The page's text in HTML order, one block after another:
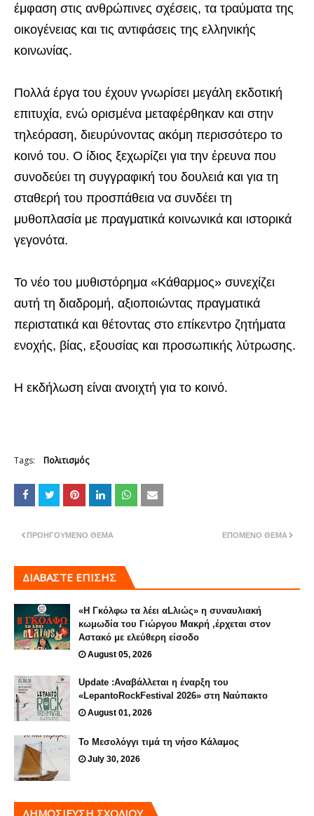
έμφαση στις ανθρώπινες σχέσεις, τα τραύματα της
οικογένειας και τις αντιφάσεις της ελληνικής
κοινωνίας.
Πολλά έργα του έχουν γνωρίσει μεγάλη εκδοτική
επιτυχία, ενώ ορισμένα μεταφέρθηκαν και στην
τηλεόραση, διευρύνοντας ακόμη περισσότερο το
κοινό του. Ο ίδιος ξεχωρίζει για την έρευνα που
συνοδεύει τη συγγραφική του δουλειά και για τη
σταθερή του προσπάθεια να συνδέει τη
μυθοπλασία με πραγματικά κοινωνικά και ιστορικά
γεγονότα.
Το νέο του μυθιστόρημα «Κάθαρμος» συνεχίζει
αυτή τη διαδρομή, αξιοποιώντας πραγματικά
περιστατικά και θέτοντας στο επίκεντρο ζητήματα
ενοχής, βίας, εξουσίας και προσωπικής λύτρωσης.
Η εκδήλωση είναι ανοιχτή για το κοινό.
Tags: Πολιτισμός
ΕΠΌΜΕΝΟ ΘΈΜΑ
ΠΡΟΗΓΟΎΜΕΝΟ ΘΈΜΑ
ΔΙΑΒΑΣΤΕ ΕΠΙΣΗΣ
«Η Γκόλφω τα λέει αLλιώς» η συναυλιακή
κωμωδία του Γιώργου Μακρή ,έρχεται στον
Αστακό με ελεύθερη είσοδο
August 05, 2026
Update :Αναβάλλεται η έναρξη του
«LepantoRockFestival 2026» στη Ναύπακτο
August 01, 2026
Το Μεσολόγγι τιμά τη νήσο Κάλαμος
July 30, 2026
ΔΗΜΟΣΊΕΥΣΗ ΣΧΟΛΊΟΥ